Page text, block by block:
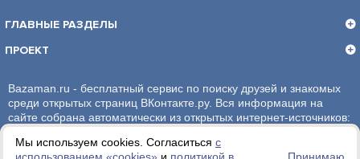
Мы используем cookies. Согласиться с
ГЛАВНЫЕ РАЗДЕЛЫ
ПРОЕКТ
Bazaman.ru - бесплатный сервис по поиску друзей и знакомых
среди открытых страниц ВКонтакте.ру. Вся информация на
сайте собрана автоматически из открытых интернет-источников:
администрация сайта ответственности не несет.